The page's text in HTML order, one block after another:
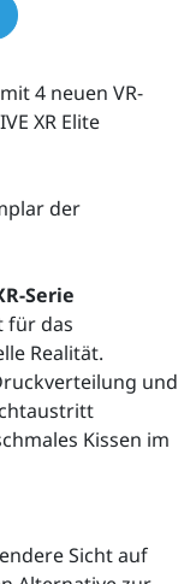
4 neuen VR-
XR Elite
der
Serie
für das
Realität.
und
Kissen im
Sicht auf